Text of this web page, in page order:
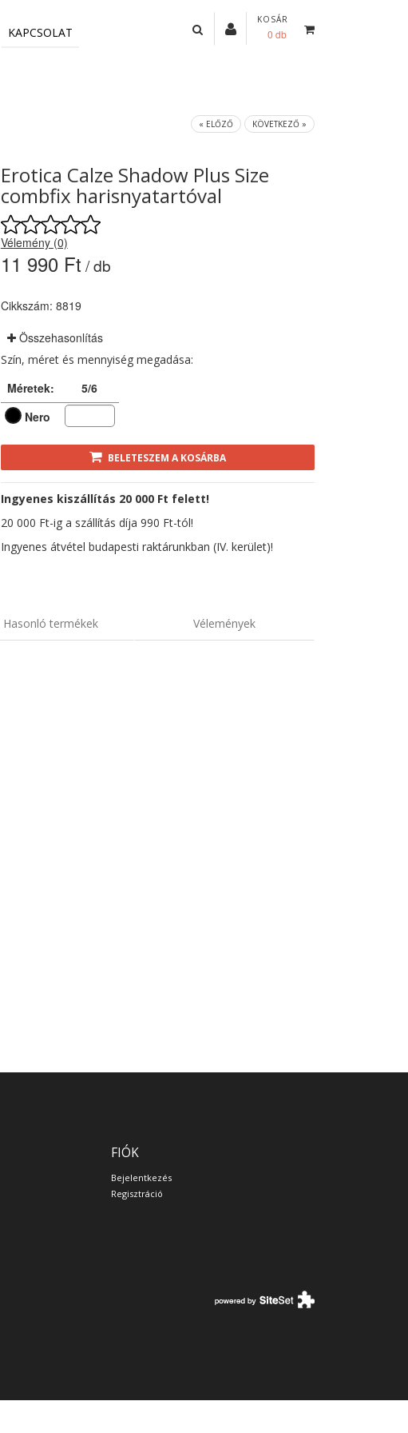
KAPCSOLAT
KOSÁR
0 db
« ELŐZŐ KÖVETKEZŐ »
Erotica Calze Shadow Plus Size
combfix harisnyatartóval
Vélemény (0)
11 990 Ft / db
Cikkszám: 8819
Összehasonlítás
Szín, méret és mennyiség megadása:
Méretek:
5/6
Nero
BELETESZEM A KOSÁRBA
Ingyenes kiszállítás 20 000 Ft felett!
20 000 Ft-ig a szállítás díja 990 Ft-tól!
Ingyenes átvétel budapesti raktárunkban (IV. kerület)!
Hasonló termékek Vélemények
FIÓK
Bejelentkezés
Regisztráció